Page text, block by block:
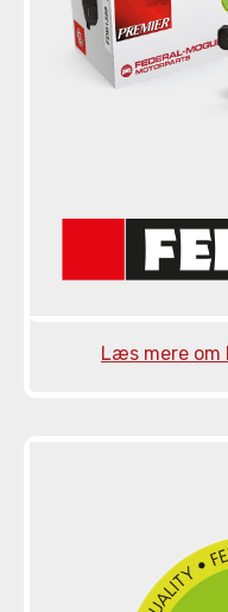
Læs mere om